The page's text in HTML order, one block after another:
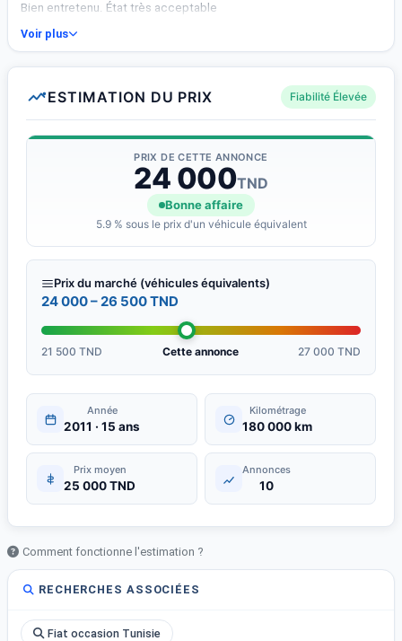
Bien entretenu. État très acceptable
Voir plus
ESTIMATION DU PRIX Fiabilité Élevée
PRIX DE CETTE ANNONCE
24 000TND
Bonne affaire
5.9 % sous le prix d'un véhicule équivalent
Prix du marché (véhicules équivalents)
24 000 – 26 500 TND
21 500 TND Cette annonce 27 000 TND
Année
2011 · 15 ans
Kilométrage
180 000 km
Prix moyen
25 000 TND
Annonces
10
Comment fonctionne l'estimation ?
RECHERCHES ASSOCIÉES
Fiat occasion Tunisie